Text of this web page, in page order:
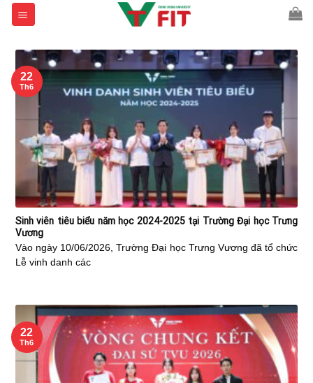
Skip
Sinh viên tiêu biểu năm học 2024-2025 tại Trường Đại học Trưng
Vương
Vào ngày 10/06/2026, Trường Đại học Trưng Vương đã tổ chức
Lễ vinh danh các
22
Th6
22
Th6